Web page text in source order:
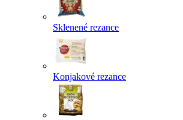
Sklenené rezance
Konjakové rezance